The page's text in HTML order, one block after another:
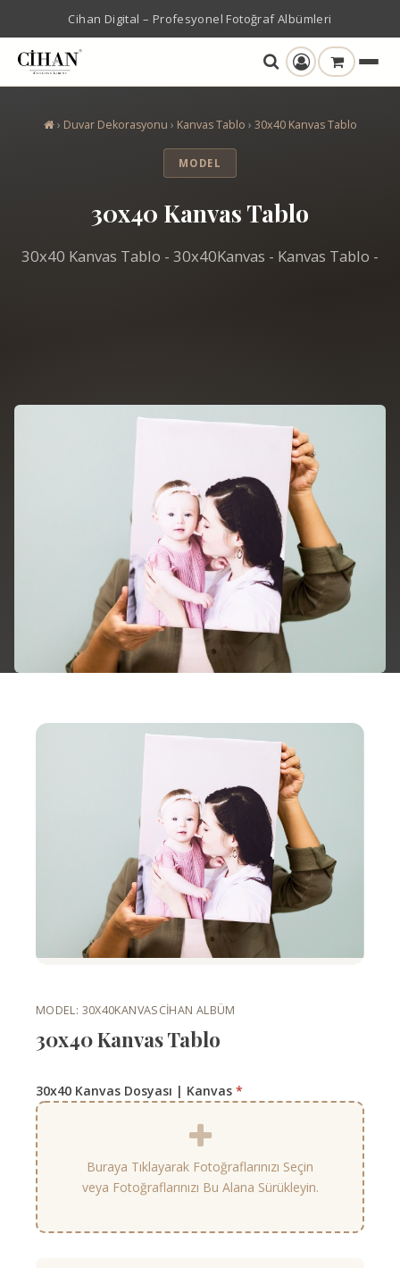
Cihan Digital – Profesyonel Fotoğraf Albümleri
› Duvar Dekorasyonu › Kanvas Tablo › 30x40 Kanvas Tablo
MODEL
30x40 Kanvas Tablo
30x40 Kanvas Tablo - 30x40Kanvas - Kanvas Tablo -
MODEL: 30X40KANVASCIHAN ALBÜM
30x40 Kanvas Tablo
30x40 Kanvas Dosyası | Kanvas *
Buraya Tıklayarak Fotoğraflarınızı Seçin
veya Fotoğraflarınızı Bu Alana Sürükleyin.